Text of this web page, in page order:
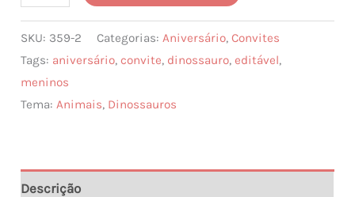
Dinossauros
quantidade
SKU: 359-2 Categorias:Aniversário,Convites
Tags: aniversário,convite, dinossauro,editável,
meninos
Tema:Animais, Dinossauros
Descrição